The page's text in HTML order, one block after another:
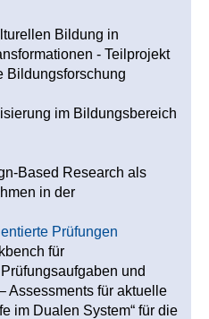
Bildung in
- Teilprojekt
Bildungsforschung
im Bildungsbereich
Based Research als
in der
Prüfungen
für
und
Assessments für aktuelle
im Dualen System“ für die